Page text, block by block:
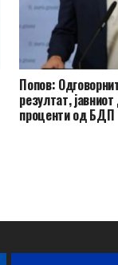
Попов:
резултат,
проценти од БДП